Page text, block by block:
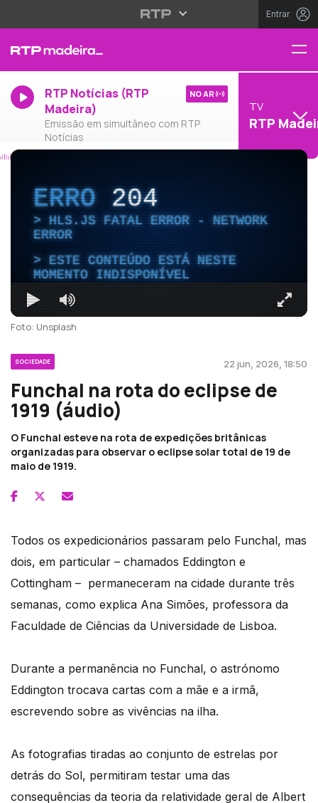
Entrar
RTP Notícias (RTP
Madeira)
Emissão em simultâneo com RTP
Notícias
NO AR
TV
RTP
ERRO204
HLS.JS FATAL ERROR - NETWORK
ERROR
ESTE CONTEÚDO ESTÁ NESTE
MOMENTO INDISPONÍVEL
Foto: Unsplash
SOCIEDADE 22 jun, 2026, 18:50
Funchal na rota do eclipse de
1919 (áudio)
O Funchal esteve na rota de expedições britânicas
organizadas para observar o eclipse solar total de 19 de
maio de 1919.
Todos os expedicionários passaram pelo Funchal, mas
dois, em particular – chamados Eddington e
Cottingham – permaneceram na cidade durante três
semanas, como explica Ana Simões, professora da
Faculdade de Ciências da Universidade de Lisboa.
Durante a permanência no Funchal, o astrónomo
Eddington trocava cartas com a mãe e a irmã,
escrevendo sobre as vivências na ilha.
As fotografias tiradas ao conjunto de estrelas por
detrás do Sol, permitiram testar uma das
consequências da teoria da relatividade geral de Albert